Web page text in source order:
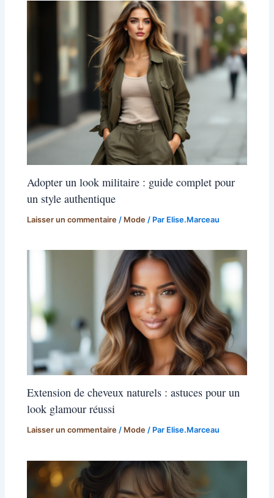
Adopter un look militaire : guide complet pour
un style authentique
Laisser un commentaire / Mode / Par Elise.Marceau
Extension de cheveux naturels : astuces pour un
look glamour réussi
Laisser un commentaire / Mode / Par Elise.Marceau